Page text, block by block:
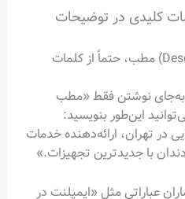
کلیدی در توضیحات
در بخش توضیحات (Description) مطب، حتماً از کلمات
به‌جای نوشتن فقط «مطب
این‌طور بنویسید:
در تهران، ارائه‌دهنده خدمات
با جدیدترین تجهیزات.»
عباراتی مثل «ایمپلنت در